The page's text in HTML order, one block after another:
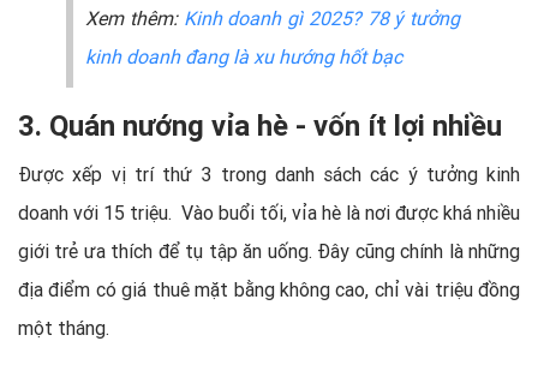
Xem thêm: Kinh doanh gì 2025? 78 ý tưởng
kinh doanh đang là xu hướng hốt bạc
3. Quán nướng vỉa hè - vốn ít lợi nhiều
Được xếp vị trí thứ 3 trong danh sách các ý tưởng kinh
doanh với 15 triệu. Vào buổi tối, vỉa hè là nơi được khá nhiều
giới trẻ ưa thích để tụ tập ăn uống. Đây cũng chính là những
địa điểm có giá thuê mặt bằng không cao, chỉ vài triệu đồng
một tháng.